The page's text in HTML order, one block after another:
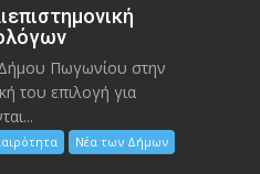
Πωγωνίου στην
του επιλογή για
Νέα των Δήμων